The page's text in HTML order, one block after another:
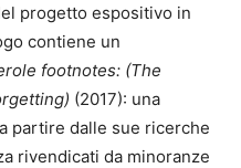
progetto espositivo in
contiene un
footnotes: (The
(2017): una
partire dalle sue ricerche
rivendicati da minoranze